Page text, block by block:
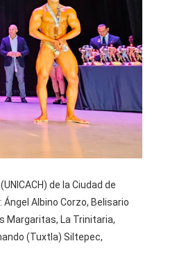
de la Ciudad de
Albino Corzo, Belisario
Margaritas, La Trinitaria,
(Tuxtla) Siltepec,